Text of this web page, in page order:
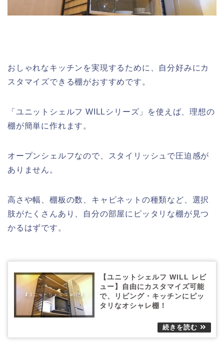
おしゃれなキッチンを実現するために、自分好みにカ
スタマイズできる棚がおすすめです。
「ユニットシェルフ WILLシリーズ」を使えば、理想の
棚が簡単に作れます。
オープンシェルフなので、スタイリッシュで圧迫感が
ありません。
高さや幅、棚板の数、キャビネットの種類など、選択
肢がたくさんあり、自分の部屋にピッタリな棚が見つ
かるはずです。
【ユニットシェルフ WILL レビ
ュー】自由にカスタマイズ可能
で、リビング・キッチンにピッ
タリなオシャレ棚！